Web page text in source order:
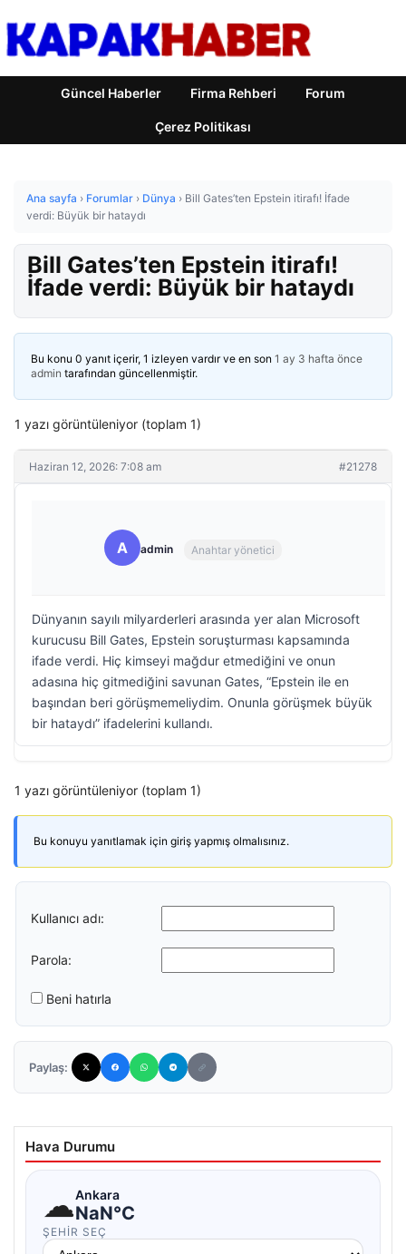
Güncel Haberler Firma Rehberi Forum
Çerez Politikası
Ana sayfa › Forumlar › Dünya › Bill Gates’ten Epstein itirafı! İfade
verdi: Büyük bir hataydı
Bill Gates’ten Epstein itirafı!
İfade verdi: Büyük bir hataydı
Bu konu 0 yanıt içerir, 1 izleyen vardır ve en son 1 ay 3 hafta önce
admin tarafından güncellenmiştir.
1 yazı görüntüleniyor (toplam 1)
Haziran 12, 2026: 7:08 am #21278
A admin Anahtar yönetici
Dünyanın sayılı milyarderleri arasında yer alan Microsoft
kurucusu Bill Gates, Epstein soruşturması kapsamında
ifade verdi. Hiç kimseyi mağdur etmediğini ve onun
adasına hiç gitmediğini savunan Gates, “Epstein ile en
başından beri görüşmemeliydim. Onunla görüşmek büyük
bir hataydı” ifadelerini kullandı.
1 yazı görüntüleniyor (toplam 1)
Bu konuyu yanıtlamak için giriş yapmış olmalısınız.
Kullanıcı adı:
Parola:
Beni hatırla
Paylaş:
Hava Durumu
☁Ankara
NaN°C
ŞEHIR SEÇ